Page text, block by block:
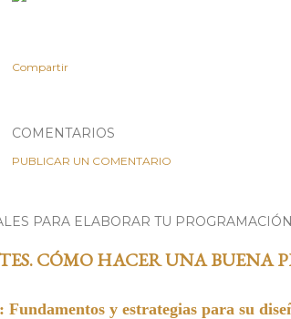
Compartir
COMENTARIOS
PUBLICAR UN COMENTARIO
PARA ELABORAR TU
CÓMO HACER UNA
Fundamentos y estrategias para su